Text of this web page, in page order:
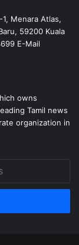
Menara Atlas,
59200 Kuala
E-Mail
owns
Tamil news
organization in